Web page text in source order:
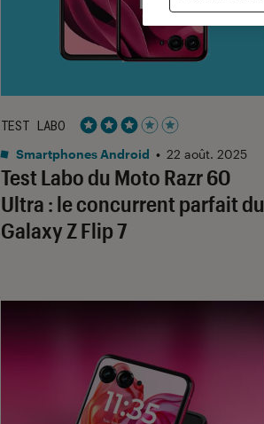
Test Labo du Moto Razr 60
Ultra : le concurrent parfait du
Galaxy Z Flip 7
TEST LABO
Noté 3 étoiles sur 5
Smartphones Android • 22 août. 2025